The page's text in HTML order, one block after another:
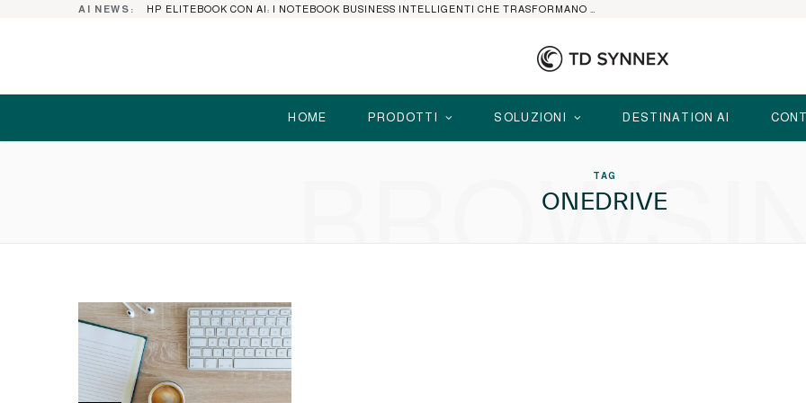
AI NEWS:
HOME PRODOTTI SOLUZIONI DESTINATION AI
TAG
ONEDRIVE